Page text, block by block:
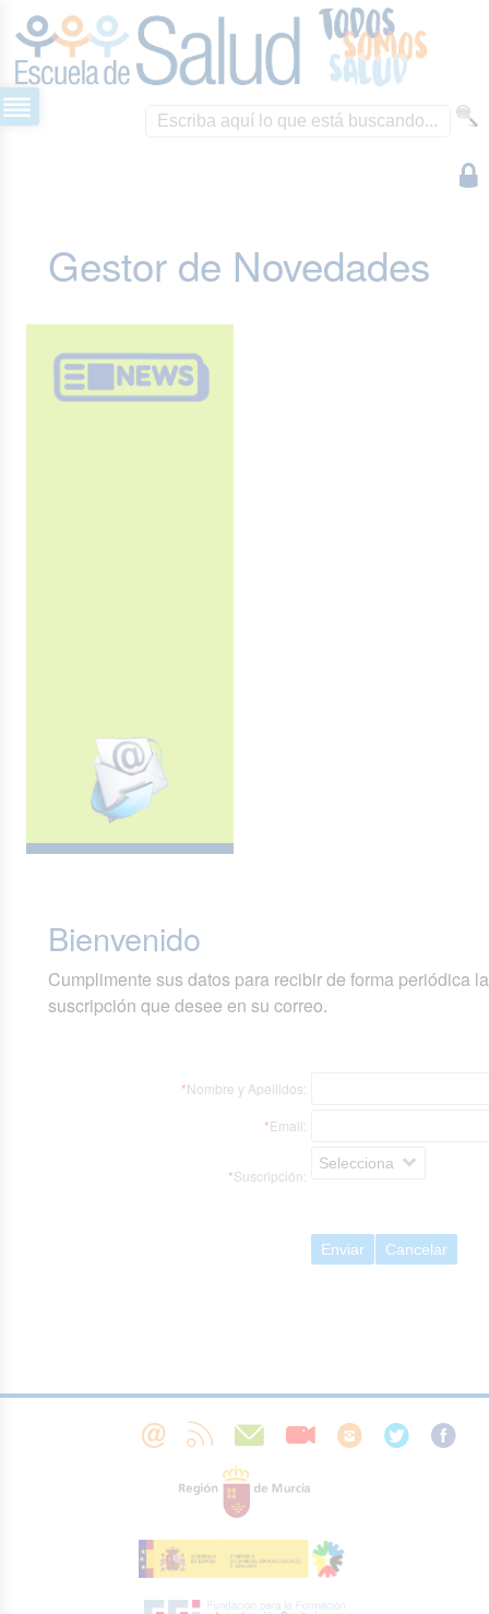
Gestor de Novedades
Bienvenido
Cumplimente sus datos para recibir de forma periódica
suscripción que desee en su correo.
*Nombre y Apellidos:
*Email:
*Suscripción:
Selecciona
Enviar Cancelar